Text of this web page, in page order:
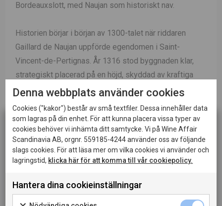
Bordeauxslott, med Naujan som historiskt nav.
Historien börjar i början av 1300-talet när riddaren
Gaillard de Naujan uppförde egendomen i Saint-
Vincent-de-Pertignas. År 1316 stod byggnaden klar,
strategiskt placerad på en höjd, skyddad av kraftiga
murar och med utsikt över landskapet i Entre-Deux-
Mers, nära Saint-Émilion.
Än idag ligger vingårdarna runt slottet, där egendomen
omfattar ca 38 hektar vinodling på klassiska jordar.
Genom seklerna har platsen utvecklats, men alltid med
förvaltas arvet av Grands Châteaux de France, där
Denna webbplats använder cookies
Cookies ("kakor") består av små textfiler. Dessa innehåller data
som lagras på din enhet. För att kunna placera vissa typer av
cookies behöver vi inhämta ditt samtycke. Vi på Wine Affair
Scandinavia AB, orgnr. 559185-4244 använder oss av följande
slags cookies. För att läsa mer om vilka cookies vi använder och
lagringstid, klicka här för att komma till vår cookiepolicy.
Hantera dina cookieinställningar
Denna sida innehåller information om alkoholhaltiga
drycker och riktar sig till dig som fyllt 20 år.